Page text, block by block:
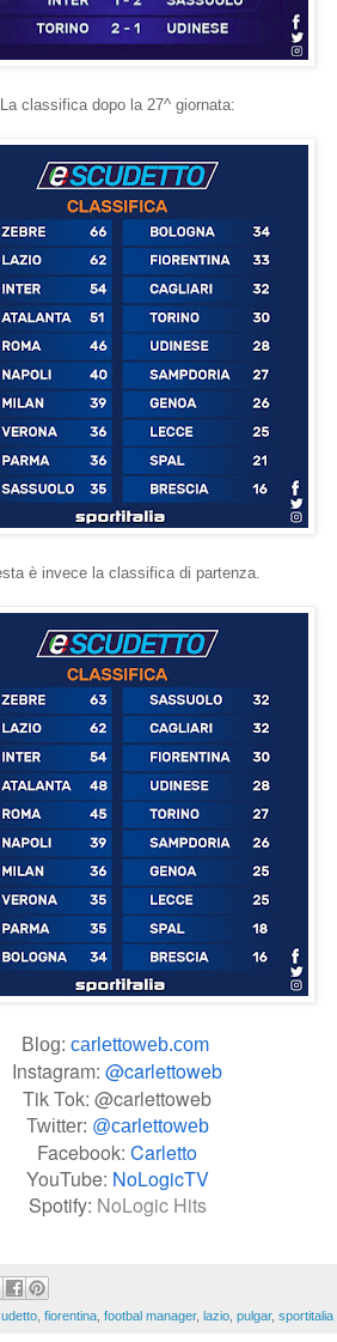
La classifica dopo la 27^ giornata:
è invece la classifica di partenza.
Blog: carlettoweb.com
Instagram: @carlettoweb
Tik Tok: @carlettoweb
Twitter: @carlettoweb
Facebook: Carletto
YouTube: NoLogicTV
Spotify: NoLogic Hits
fiorentina footbal manager, lazio pulgar, sportitalia